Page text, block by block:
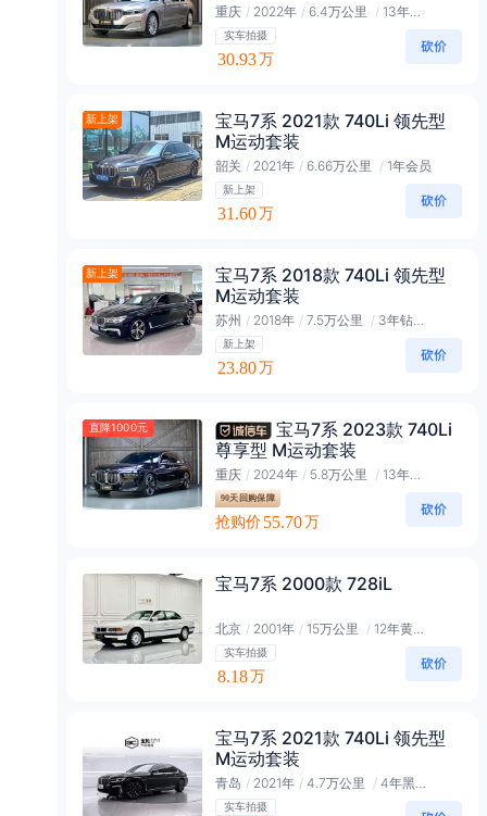
重庆 / 2022年 / 6.4万公里 / 13年黑金会员
实车拍摄
30.93万
新上架
宝马7系 2021款 740Li 领先型
M运动套装
韶关 / 2021年 / 6.66万公里 / 1年会员
新上架
31.60万
新上架
宝马7系 2018款 740Li 领先型
M运动套装
苏州 / 2018年 / 7.5万公里 / 3年钻石会员
新上架
23.80万
直降1000元
宝马7系 2023款 740Li
尊享型 M运动套装
重庆 / 2024年 / 5.8万公里 / 13年黑金会员
90天回购保障
抢购价55.70万
宝马7系 2000款 728iL
北京 / 2001年 / 15万公里 / 12年黄金会员
实车拍摄
8.18万
宝马7系 2021款 740Li 领先型
M运动套装
青岛 / 2021年 / 4.7万公里 / 4年黑金会员
实车拍摄